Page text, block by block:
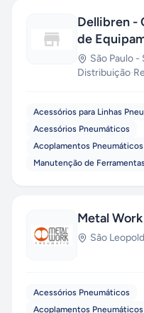
Dellibren -
de
São Paulo -
Distribuição·
Acessórios para Linhas
Acessórios Pneumáticos
Acoplamentos Pneumáticos
Manutenção de
Metal
São
Acessórios Pneumáticos
Acoplamentos Pneumáticos